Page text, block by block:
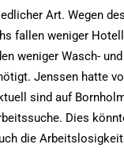
Art. Wegen des
fallen weniger
weniger Wasch- und
Jenssen hatte
sind auf
Dies
die